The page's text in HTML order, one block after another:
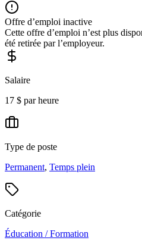
Offre d’emploi inactive
Cette offre d’emploi n’est plus
été retirée par l’employeur.
Salaire
17 $ par heure
Type de poste
Permanent, Temps plein
Catégorie
Éducation / Formation